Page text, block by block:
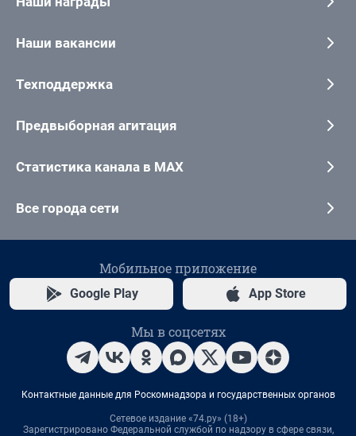
Наши вакансии
Техподдержка
Предвыборная агитация
Статистика канала в MAX
Все города сети
Мобильное приложение
Google Play App Store
Мы в соцсетях
Контактные данные для Роскомнадзора и государственных органов
Сетевое издание «74.ру» (18+)
Зарегистрировано Федеральной службой по надзору в сфере связи,